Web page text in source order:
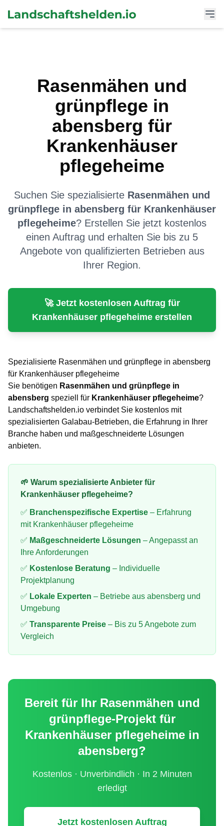
Rasenmähen und
grünpflege in
abensberg für
Krankenhäuser
pflegeheime
Suchen Sie spezialisierte Rasenmähen und
grünpflege in abensberg für Krankenhäuser
pflegeheime? Erstellen Sie jetzt kostenlos
einen Auftrag und erhalten Sie bis zu 5
Angebote von qualifizierten Betrieben aus
Ihrer Region.
🚀 Jetzt kostenlosen Auftrag für
Krankenhäuser pflegeheime erstellen
Spezialisierte Rasenmähen und grünpflege in abensberg
für Krankenhäuser pflegeheime
Sie benötigen Rasenmähen und grünpflege in
abensberg speziell für Krankenhäuser pflegeheime?
Landschaftshelden.io verbindet Sie kostenlos mit
spezialisierten Galabau-Betrieben, die Erfahrung in Ihrer
Branche haben und maßgeschneiderte Lösungen
anbieten.
🌱 Warum spezialisierte Anbieter für
Krankenhäuser pflegeheime?
✅ Branchenspezifische Expertise – Erfahrung
mit Krankenhäuser pflegeheime
✅ Maßgeschneiderte Lösungen – Angepasst an
Ihre Anforderungen
✅ Kostenlose Beratung – Individuelle
Projektplanung
✅ Lokale Experten – Betriebe aus abensberg und
Umgebung
✅ Transparente Preise – Bis zu 5 Angebote zum
Vergleich
Bereit für Ihr Rasenmähen und
grünpflege-Projekt für
Krankenhäuser pflegeheime in
abensberg?
Kostenlos · Unverbindlich · In 2 Minuten
erledigt
Jetzt kostenlosen Auftrag